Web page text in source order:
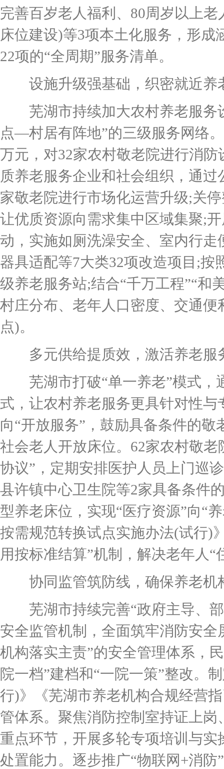
完善百岁老人福利、80周岁以上
床位建设)等3项本土化服务，形
22项的“全周期”服务清单。
设施升级强基础，织密就近养
芜湖市持续加大农村养老服务
点—村居有阵地”的三级服务网络
万元，对32家农村敬老院进行消
质养老服务企业和社会组织，通
家敬老院进行市场化运营升级;关
让优质资源向需求集中区域集聚;
动，实施如厕洗澡安全、室内行
器具适配等7大类32项改造项目;按
级养老服务站;结合“千万工程”“和
村庄分布、老年人口密度、交通
点)。
多元供给提质效，激活养老服
芜湖市打破“单一养老”模式，
式，让农村养老服务更具针对性
向“开放服务”，鼓励具备条件的
社会老人开放床位。62家农村敬
协议”，定期安排医护人员上门巡
县许镇中心卫生院等2家具备条件
型养老床位，实现“医疗资源”向“
按需规范转换试点实施办法(试行)
用按标准结算”机制，解决老年人
协同监管筑防线，确保养老机
芜湖市持续完善“政府主导、部
安全监管机制，全面筑牢消防安
机构落实主责”的安全管理体系，
院一档”建档和“一院一策”整改。
行)》《芜湖市养老机构合规经营
管体系。聚焦消防控制室持证上
重点环节，开展多轮专项培训与
处置能力。逐步推广“物联网+消